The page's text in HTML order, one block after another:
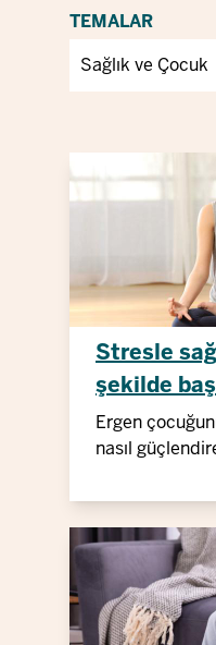
TEMALAR
Stresle
şekilde
Ergen
nasıl